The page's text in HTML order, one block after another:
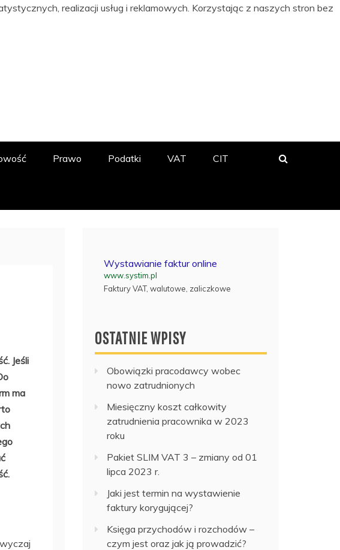
realizacji usług i reklamowych. Korzystając z naszych stron bez
Prawo Podatki VAT CIT
Jeśli
ma
Wystawianie faktur online
www.systim.pl
Faktury VAT, walutowe, zaliczkowe
OSTATNIE WPISY
Obowiązki pracodawcy wobec
nowo zatrudnionych
Miesięczny koszt całkowity
zatrudnienia pracownika w 2023
roku
Pakiet SLIM VAT 3 – zmiany od 01
lipca 2023 r.
Jaki jest termin na wystawienie
faktury korygującej?
Księga przychodów i rozchodów –
czym jest oraz jak ją prowadzić?